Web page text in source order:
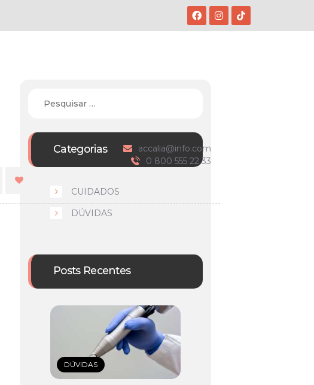
accalia@info.com
0 800 555 22 33
Categorias
CUIDADOS
DÚVIDAS
Posts Recentes
DÚVIDAS